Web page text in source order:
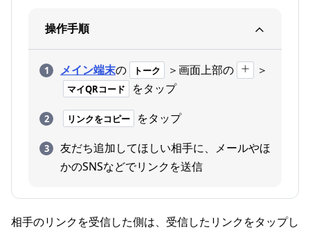
操作手順
メイン端末の トーク ＞画面上部の ＞
マイQRコード をタップ
リンクをコピー
をタップ
友だち追加してほしい相手に、メールやほ
かのSNSなどでリンクを送信
相手のリンクを受信した側は、受信したリンクをタップし